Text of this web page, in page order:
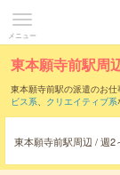
メニュー
東本願寺前駅周
東本願寺前駅の派遣のお仕
ビス系、 クリエイティブ系
東本願寺前駅周辺 / 週2